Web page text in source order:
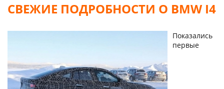
СВЕЖИЕ ПОДРОБНОСТИ О BMW I4
Показались
первые